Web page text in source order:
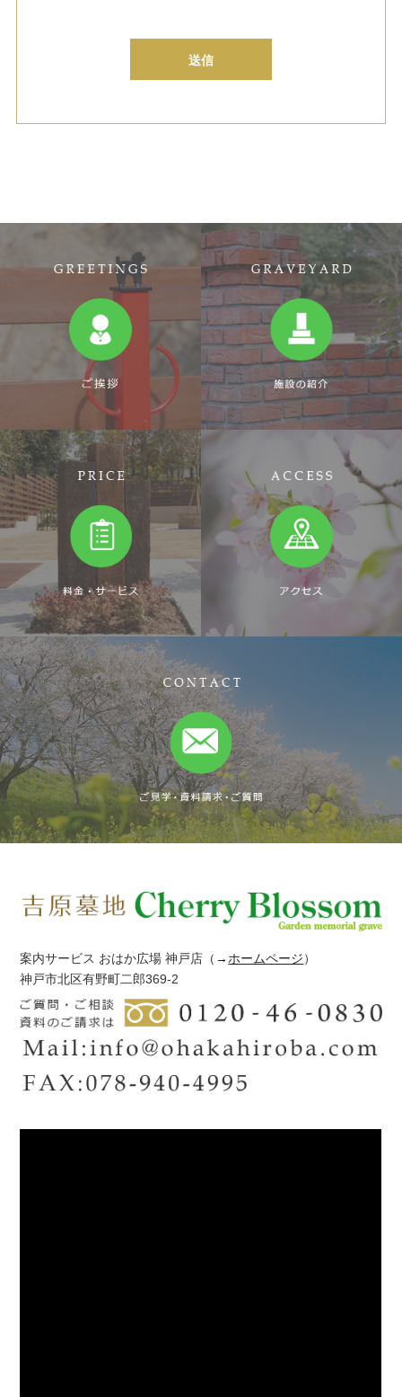
案内サービス おはか広場 神戸店 （→ ホームページ）
神戸市北区有野町二郎369-2